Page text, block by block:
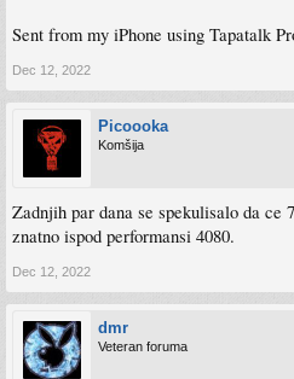
Sent from my iPhone using Tapatalk
Dec 12, 2022
Picoooka
Komšija
Zadnjih par dana se spekulisalo da
znatno ispod performansi 4080.
Dec 12, 2022
dmr
Veteran foruma